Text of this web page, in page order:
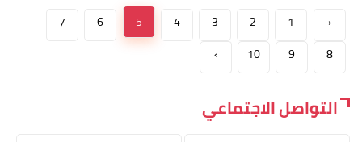
‹
1
2
3
4
5
6
7
8
9
10
›
التواصل الاجتماعي